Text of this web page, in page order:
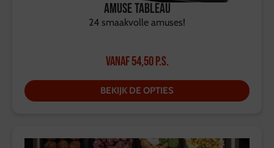
Amuse Tableau
24 smaakvolle amuses!
Vanaf54,50p.s.
BEKIJK DE OPTIES